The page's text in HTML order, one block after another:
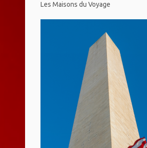
Les Maisons du Voyage